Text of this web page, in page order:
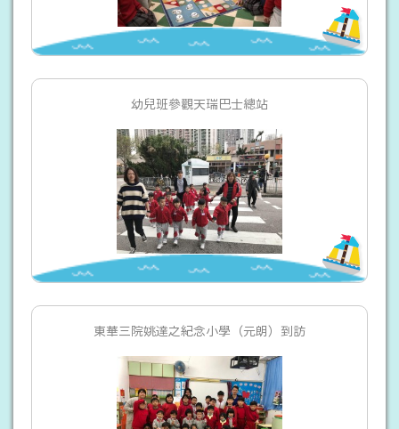
幼兒班參觀天瑞巴士總站
東華三院姚達之紀念小學（元朗）到訪